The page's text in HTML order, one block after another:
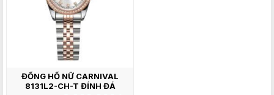
ĐỒNG HỒ NỮ CARNIVAL
8131L2-CH-T ĐÍNH ĐÁ